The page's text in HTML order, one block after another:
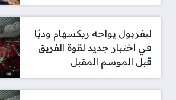
ليفربول يواجه ريكسهام وديًا
في اختبار جديد لقوة الفريق
قبل الموسم المقبل